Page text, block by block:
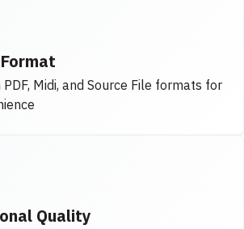
Midi, and Source File formats for
Quality